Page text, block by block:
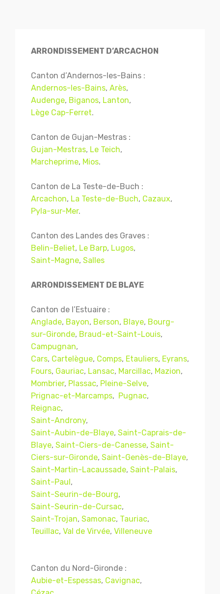
ARRONDISSEMENT D’ARCACHON
Canton d’Andernos-les-Bains :
Andernos-les-Bains, Arès,
Audenge, Biganos, Lanton,
Lège Cap-Ferret.
Canton de Gujan-Mestras :
Gujan-Mestras, Le Teich,
Marcheprime, Mios.
Canton de La Teste-de-Buch :
Arcachon, La Teste-de-Buch, Cazaux,
Pyla-sur-Mer.
Canton des Landes des Graves :
Belin-Beliet, Le Barp, Lugos,
Saint-Magne, Salles
ARRONDISSEMENT DE BLAYE
Canton de l’Estuaire :
Anglade, Bayon, Berson, Blaye, Bourg-
sur-Gironde, Braud-et-Saint-Louis,
Campugnan,
Cars, Cartelègue, Comps, Etauliers, Eyrans,
Fours, Gauriac, Lansac, Marcillac, Mazion,
Mombrier, Plassac, Pleine-Selve,
Prignac-et-Marcamps, Pugnac,
Reignac,
Saint-Androny,
Saint-Aubin-de-Blaye, Saint-Caprais-de-
Blaye, Saint-Ciers-de-Canesse, Saint-
Ciers-sur-Gironde, Saint-Genès-de-Blaye,
Saint-Martin-Lacaussade, Saint-Palais,
Saint-Paul,
Saint-Seurin-de-Bourg,
Saint-Seurin-de-Cursac,
Saint-Trojan, Samonac, Tauriac,
Teuillac, Val de Virvée, Villeneuve
Canton du Nord-Gironde :
Aubie-et-Espessas, Cavignac,
Mentions légales
référencé par© MACWIN